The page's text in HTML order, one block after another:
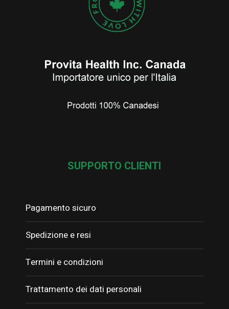
SUPPORTO CLIENTI
Pagamento sicuro
Spedizione e resi
Termini e condizioni
Trattamento dei dati personali